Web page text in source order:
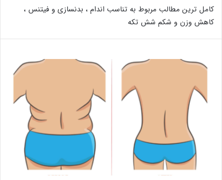
کامل ترین مطالب مربوط به تناسب اندام ، بدنسازی و فیتنس ،
کاهش وزن و شکم شش تکه